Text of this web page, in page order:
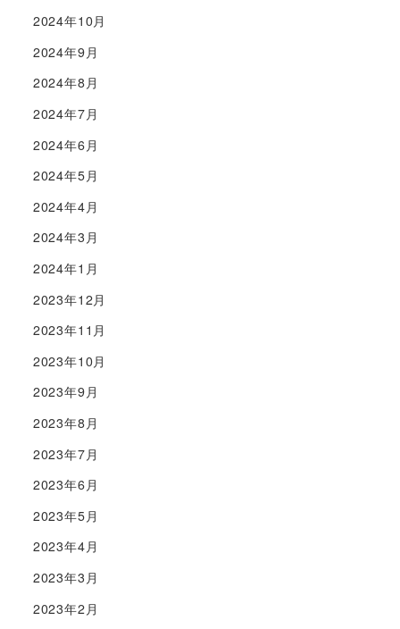
2024年10月
2024年9月
2024年8月
2024年7月
2024年6月
2024年5月
2024年4月
2024年3月
2024年1月
2023年12月
2023年11月
2023年10月
2023年9月
2023年8月
2023年7月
2023年6月
2023年5月
2023年4月
2023年3月
2023年2月